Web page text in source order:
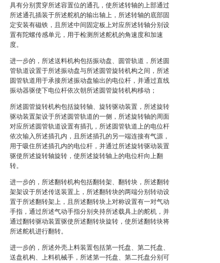
具有分别贯穿所述容置位的通孔，使所述转轴的上部通过
所述通孔插装于所述舵机的输出轴上，所述转轴的底部固
定安装有磁铁，且所述中间固定板上对应所述转轴分别设
置有陀螺传感单元，用于检测所述舵机的角速度和加速
度。
进一步的，所述送料机构包括振动盘、圆管轨道，所述圆
管轨道设置于所述振动盘与所述圆管旋转机构之间，所述
圆管轨道用于承接所述振动盘输出的电位杆，并通过直线
振动器驱使下电位杆依次朝所述圆管旋转机构移动；
所述圆管旋转机构包括旋转轴、旋转驱动装置，所述旋转
驱动装置架设于所述圆管轨道的一侧，所述旋转轴的周面
对应所述圆管轨道设置有插孔，所述圆管轨道上的电位杆
依次输入所述插孔内，且所述插孔的另一端连接有气源，
用于吸住所述插孔内的电位杆，并通过所述旋转驱动装置
驱使所述旋转轴旋转，使所述旋转轴上的电位杆向上翻
转。
进一步的，所述翻转机构包括翻转架、翻转块，所述翻转
架架设于所述传送装置上，所述翻转块的两端分别转动设
置于所述翻转架上，且所述翻转块上对称设置有一对气动
手指，通过所述气动手指分别夹持所述载具上的舵机，并
通过翻转驱动装置驱使所述翻转块旋转，使所述翻转块将
所述舵机进行翻转。
进一步的，所述外壳上料装置包括第一托盘、第二托盘、
送盘机构、上料机械手，所述第一托盘、第二托盘分别可